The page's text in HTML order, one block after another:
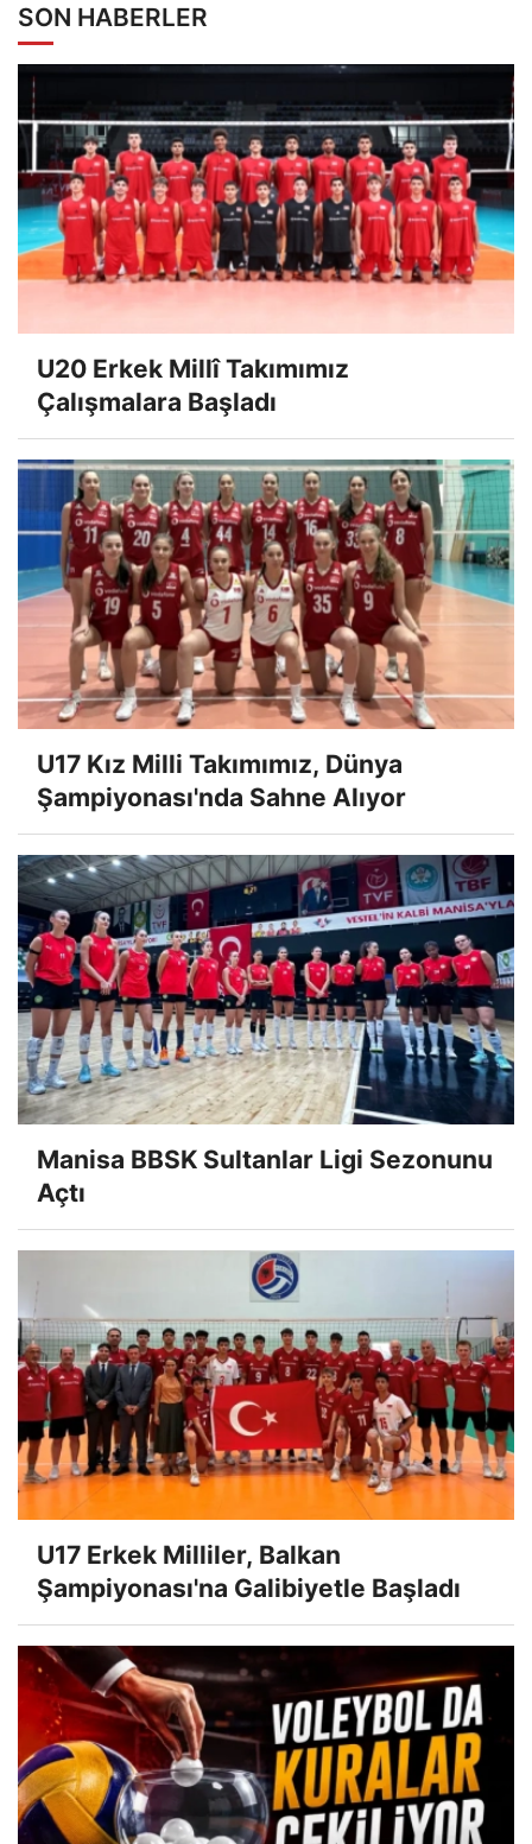
SON HABERLER
U20 Erkek Millî Takımımız
Çalışmalara Başladı
U17 Kız Milli Takımımız, Dünya
Şampiyonası'nda Sahne Alıyor
Manisa BBSK Sultanlar Ligi Sezonunu
Açtı
U17 Erkek Milliler, Balkan
Şampiyonası'na Galibiyetle Başladı